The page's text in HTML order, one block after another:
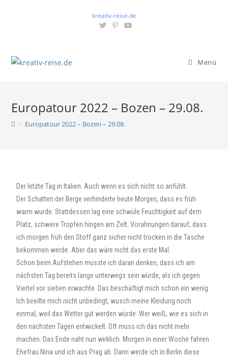
kreativ-reise.de
Menü
Europatour 2022 – Bozen – 29.08.
> Europatour 2022 – Bozen – 29.08.
Der letzte Tag in Italien. Auch wenn es sich nicht so anfühlt.
Der Schatten der Berge verhinderte heute Morgen, dass es früh
warm wurde. Stattdessen lag eine schwüle Feuchtigkeit auf dem
Platz, schwere Tropfen hingen am Zelt. Vorahnungen darauf, dass
ich morgen früh den Stoff ganz sicher nicht trocken in die Tasche
bekommen werde. Aber das wäre nicht das erste Mal.
Schon beim Aufstehen musste ich daran denken, dass ich am
nächsten Tag bereits lange unterwegs sein würde, als ich gegen
Viertel vor sieben erwachte. Das beschäftigt mich schon ein wenig.
Ich beeilte mich nicht unbedingt, wusch meine Kleidung noch
einmal, weil das Wetter gut werden würde. Wer weiß, wie es sich in
den nächsten Tagen entwickelt. Oft muss ich das nicht mehr
machen. Das Ende naht nun wirklich. Morgen in einer Woche fahren
Ehefrau Nina und ich aus Prag ab. Dann werde ich in Berlin diese